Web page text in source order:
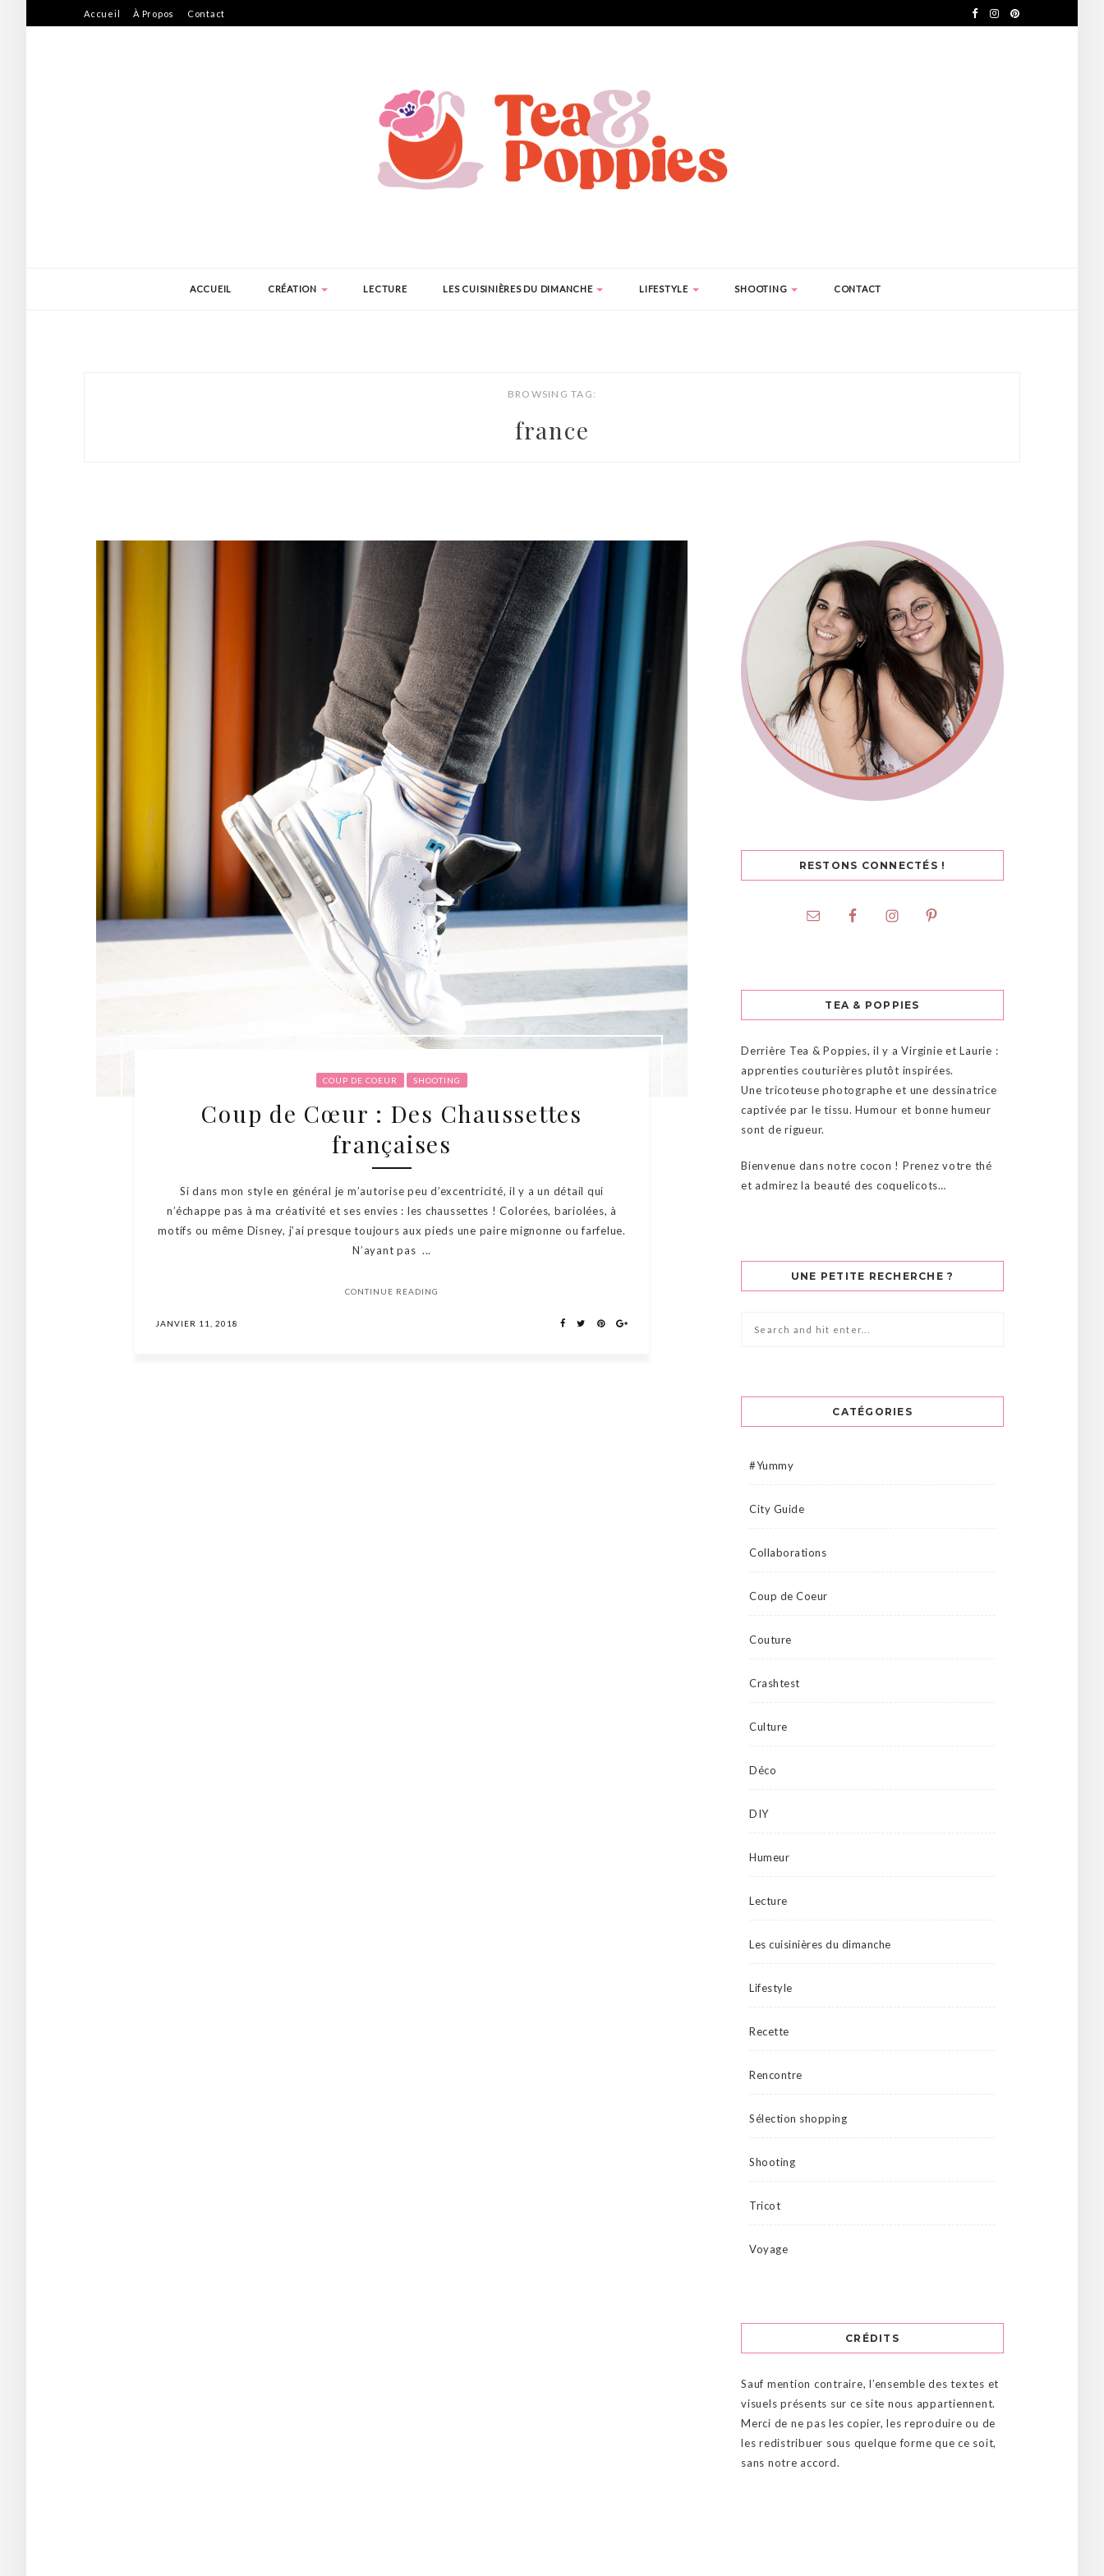
Accueil À Propos Contact
ACCUEIL CRÉATION LECTURE LES CUISINIÈRES DU DIMANCHE LIFESTYLE SHOOTING CONTACT
BROWSING TAG:
france
COUP DE COEUR SHOOTING
Coup de Cœur : Des Chaussettes
françaises
Si dans mon style en général je m’autorise peu d’excentricité, il y a un détail qui
n’échappe pas à ma créativité et ses envies : les chaussettes ! Colorées, bariolées, à
motifs ou même Disney, j’ai presque toujours aux pieds une paire mignonne ou farfelue.
N’ayant pas ...
CONTINUE READING
JANVIER 11, 2018
RESTONS CONNECTÉS !
TEA & POPPIES
Derrière Tea & Poppies, il y a Virginie et Laurie :
apprenties couturières plutôt inspirées.
Une tricoteuse photographe et une dessinatrice
captivée par le tissu. Humour et bonne humeur
sont de rigueur.
Bienvenue dans notre cocon ! Prenez votre thé
et admirez la beauté des coquelicots…
UNE PETITE RECHERCHE ?
CATÉGORIES
#Yummy
City Guide
Collaborations
Coup de Coeur
Couture
Crashtest
Culture
Déco
DIY
Humeur
Lecture
Les cuisinières du dimanche
Lifestyle
Recette
Rencontre
Sélection shopping
Shooting
Tricot
Voyage
CRÉDITS
Sauf mention contraire, l’ensemble des textes et
visuels présents sur ce site nous appartiennent.
Merci de ne pas les copier, les reproduire ou de
les redistribuer sous quelque forme que ce soit,
sans notre accord.